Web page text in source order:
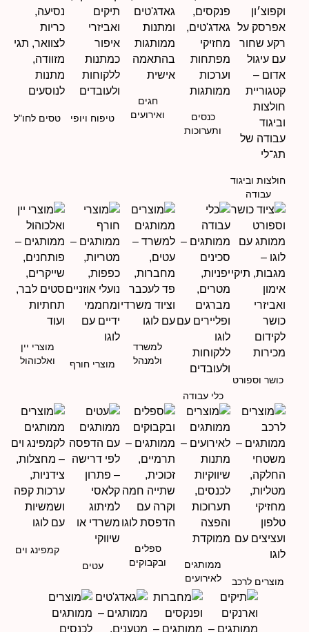
חולצות וביגוד
עבודה
כנסים
ותערוכות
חגים
ואירועים
טיפוח ויופי טסים לחו"ל
כושר וספורט
כלי עבודה
למשרד
ולמנהל
מוצרי חורף
מוצרי יין
ואלכוהול
מוצרים לרכב
ממותגים
לאירועים
ספלים
ובקבוקים
עטים
קמפינג וים